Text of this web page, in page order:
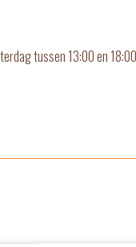
tussen 13:00 en